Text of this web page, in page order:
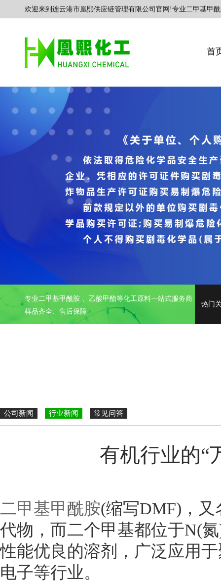
欢迎来到连云港市凰熙供应链管理有限公司官网!专业二甲基甲
首
专业二甲基甲酰胺 、乙酸甲酯等化工原料一站式服务商
样品齐全、售后保障
热门
公司新闻 行业新闻 常见问答
有机行业的“
二甲基甲酰胺(缩写DMF)，
代物，而二个甲基都位于N(
性能优良的溶剂，广泛应用
电子等行业。